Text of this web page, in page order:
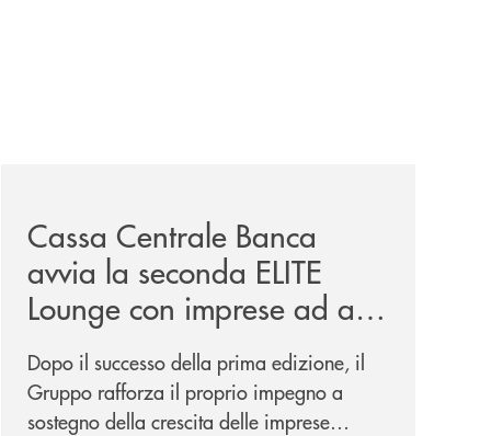
Cassa Centrale Banca
avvia la seconda ELITE
Lounge con imprese ad alto
potenziale
Dopo il successo della prima edizione, il
Gruppo rafforza il proprio impegno a
sostegno della crescita delle imprese